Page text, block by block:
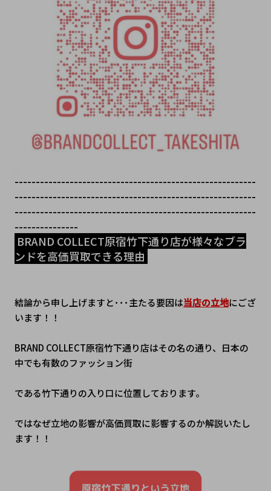
---------------------------------------------------------
---------------------------------------------------------
---------------------------------------------------------
---------------
ンドを高価買取できる理由
結論から申し上げますと･･･主たる要因は当店の立地にござ
います！！
BRAND COLLECT原宿竹下通り店はその名の通り、日本の
中でも有数のファッション街
である竹下通りの入り口に位置しております。
ではなぜ立地の影響が高価買取に影響するのか解説いたし
ます！！